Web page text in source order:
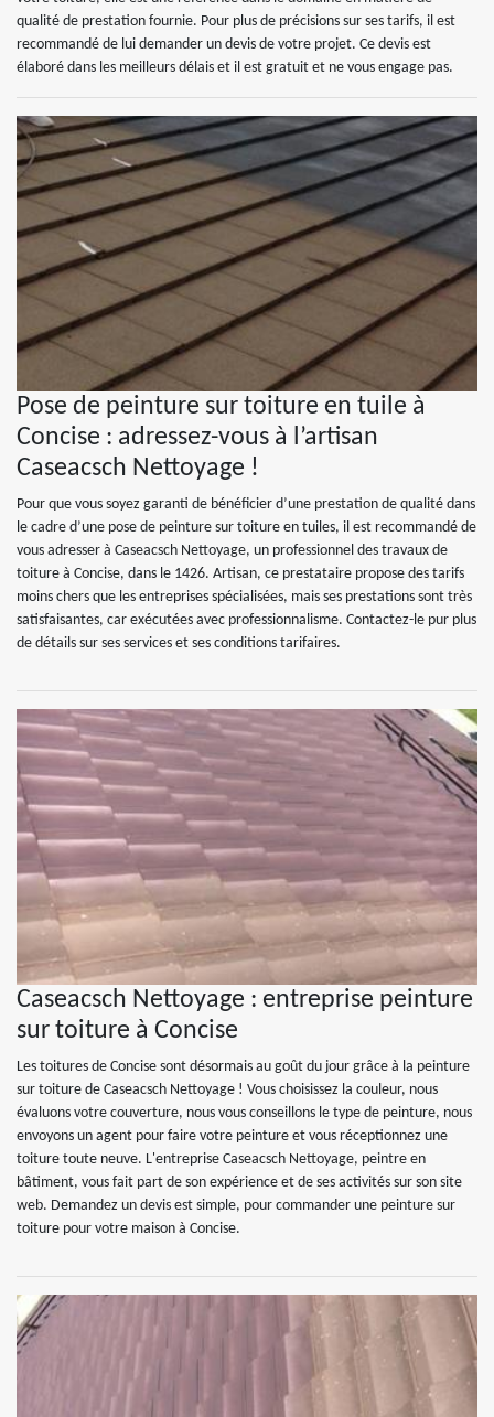
qualité de prestation fournie. Pour plus de précisions sur ses tarifs, il est
recommandé de lui demander un devis de votre projet. Ce devis est
élaboré dans les meilleurs délais et il est gratuit et ne vous engage pas.
Pose de peinture sur toiture en tuile à
Concise : adressez-vous à l’artisan
Caseacsch Nettoyage !
Pour que vous soyez garanti de bénéficier d’une prestation de qualité dans
le cadre d’une pose de peinture sur toiture en tuiles, il est recommandé de
vous adresser à Caseacsch Nettoyage, un professionnel des travaux de
toiture à Concise, dans le 1426. Artisan, ce prestataire propose des tarifs
moins chers que les entreprises spécialisées, mais ses prestations sont très
satisfaisantes, car exécutées avec professionnalisme. Contactez-le pur plus
de détails sur ses services et ses conditions tarifaires.
Caseacsch Nettoyage : entreprise peinture
sur toiture à Concise
Les toitures de Concise sont désormais au goût du jour grâce à la peinture
sur toiture de Caseacsch Nettoyage ! Vous choisissez la couleur, nous
évaluons votre couverture, nous vous conseillons le type de peinture, nous
envoyons un agent pour faire votre peinture et vous réceptionnez une
toiture toute neuve. L'entreprise Caseacsch Nettoyage, peintre en
bâtiment, vous fait part de son expérience et de ses activités sur son site
web. Demandez un devis est simple, pour commander une peinture sur
toiture pour votre maison à Concise.